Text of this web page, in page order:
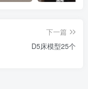
下一篇
D5床模型25个